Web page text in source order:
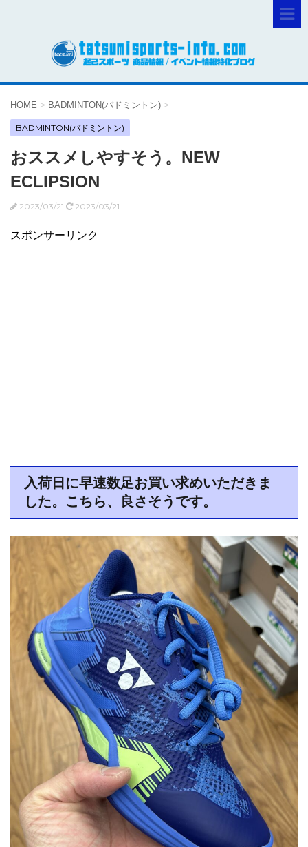
HOME > BADMINTON(バドミントン) >
BADMINTON(バドミントン)
おススメしやすそう。NEW
ECLIPSION
2023/03/21 2023/03/21
スポンサーリンク
入荷日に早速数足お買い求めいただきま
した。こちら、良さそうです。